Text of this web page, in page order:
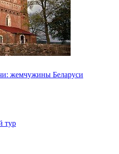
жемчужины Беларуси
тур